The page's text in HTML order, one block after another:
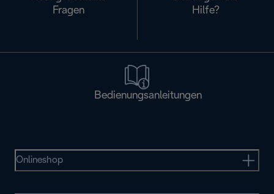
Fragen
Hilfe?
Bedienungsanleitungen
Onlineshop